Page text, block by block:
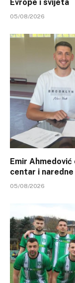
Evrope i svijeta
05/08/2026
Emir
centar i
05/08/2026